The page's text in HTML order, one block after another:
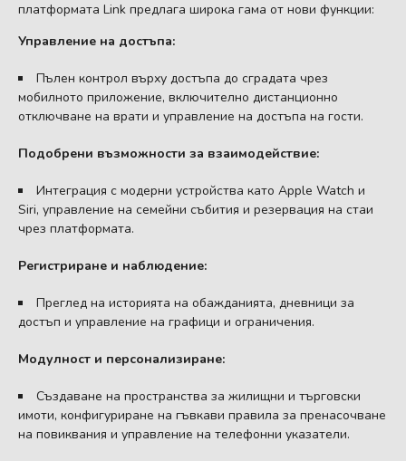
платформата Link предлага широка гама от нови функции:
Управление на достъпа:
Пълен контрол върху достъпа до сградата чрез
мобилното приложение, включително дистанционно
отключване на врати и управление на достъпа на гости.
Подобрени възможности за взаимодействие:
Интеграция с модерни устройства като Apple Watch и
Siri, управление на семейни събития и резервация на стаи
чрез платформата.
Регистриране и наблюдение:
Преглед на историята на обажданията, дневници за
достъп и управление на графици и ограничения.
Модулност и персонализиране:
Създаване на пространства за жилищни и търговски
имоти, конфигуриране на гъвкави правила за пренасочване
на повиквания и управление на телефонни указатели.